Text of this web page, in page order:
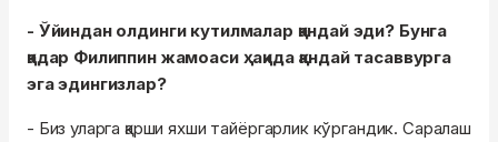
- Ўйиндан олдинги кутилмалар қандай эди? Бунга
қадар Филиппин жамоаси ҳақида қандай тасаввурга
эга эдингизлар?
- Биз уларга қарши яхши тайёргарлик кўргандик. Саралаш